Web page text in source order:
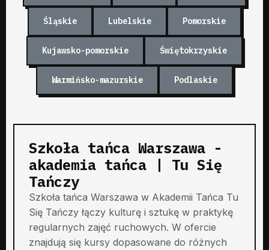
Śląskie Lubelskie Pomorskie
Kujawsko-pomorskie Świętokrzyskie
Warmińsko-mazurskie Podlaskie
Szkoła tańca Warszawa -
akademia tańca | Tu Się
Tańczy
Szkoła tańca Warszawa w Akademii Tańca Tu
Się Tańczy łączy kulturę i sztukę w praktykę
regularnych zajęć ruchowych. W ofercie
znajdują się kursy dopasowane do różnych